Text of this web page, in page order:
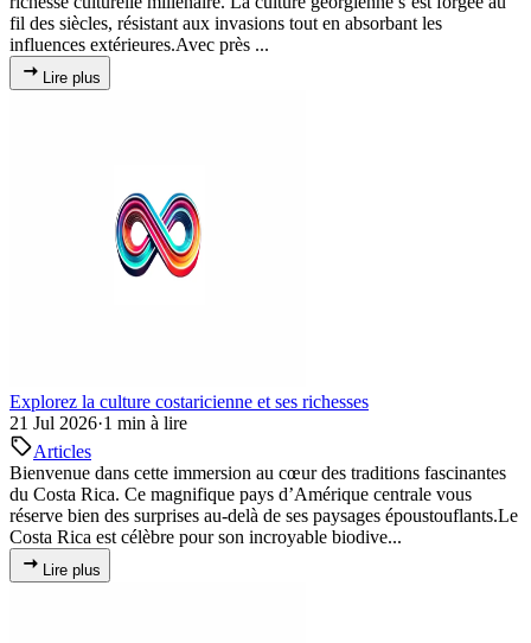
fil des siècles, résistant aux invasions tout en absorbant les
influences extérieures.Avec près ...
Lire plus
Explorez la culture costaricienne et ses richesses
21 Jul 2026·1 min à lire
Articles
Bienvenue dans cette immersion au cœur des traditions fascinantes
du Costa Rica. Ce magnifique pays d’Amérique centrale vous
réserve bien des surprises au-delà de ses paysages époustouflants.Le
Costa Rica est célèbre pour son incroyable biodive...
Lire plus